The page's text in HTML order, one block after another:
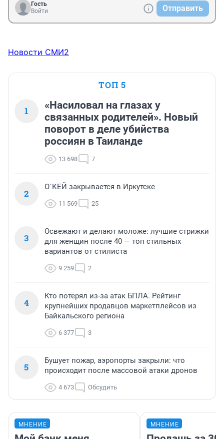
Гость
Войти
Отправить
Новости СМИ2
ТОП 5
1
«Насиловал на глазах у
связанных родителей». Новый
поворот в деле убийства
россиян в Таиланде
13 698 7
2
О`КЕЙ закрывается в Иркутске
11 569 25
3
Освежают и делают моложе: лучшие стрижки
для женщин после 40 — топ стильных
вариантов от стилиста
9 259 2
4
Кто потерял из-за атак БПЛА. Рейтинг
крупнейших продавцов маркетплейсов из
Байкальского региона
6 377 3
5
Бушует пожар, аэропорты закрыли: что
происходит после массовой атаки дронов
4 673 Обсудить
МНЕНИЕ МНЕНИЕ